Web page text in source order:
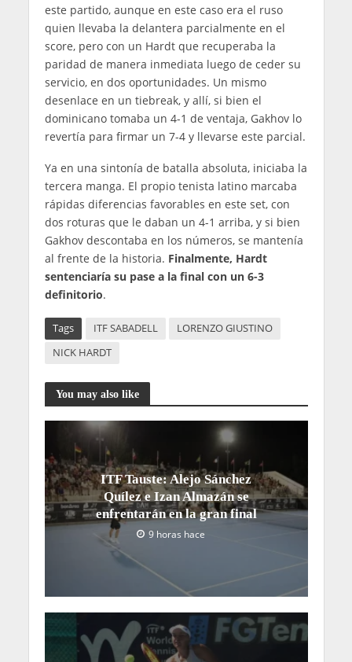
este partido, aunque en este caso era el ruso
quien llevaba la delantera parcialmente en el
score, pero con un Hardt que recuperaba la
paridad de manera inmediata luego de ceder su
servicio, en dos oportunidades. Un mismo
desenlace en un tiebreak, y allí, si bien el
dominicano tomaba un 4-1 de ventaja, Gakhov lo
revertía para firmar un 7-4 y llevarse este parcial.
Ya en una sintonía de batalla absoluta, iniciaba la
tercera manga. El propio tenista latino marcaba
rápidas diferencias favorables en este set, con
dos roturas que le daban un 4-1 arriba, y si bien
Gakhov descontaba en los números, se mantenía
al frente de la historia. Finalmente, Hardt
sentenciaría su pase a la final con un 6-3
definitorio.
Tags ITF SABADELL
LORENZO GIUSTINO
NICK HARDT
You may also like
ITF Tauste: Alejo Sánchez
Quílez e Izan Almazán se
enfrentarán en la gran final
9 horas hace